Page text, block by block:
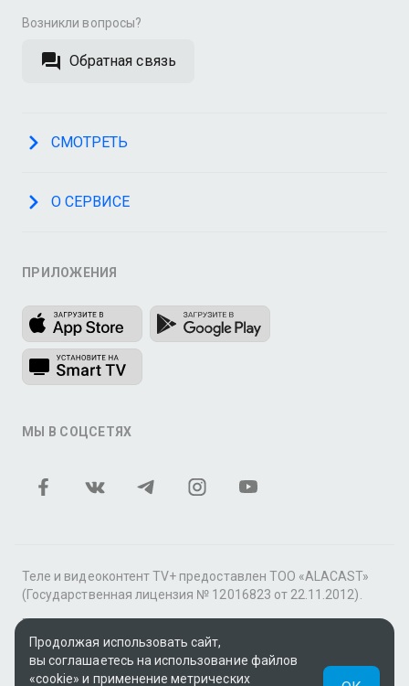
Возникли вопросы?
Обратная связь
СМОТРЕТЬ
О СЕРВИСЕ
ПРИЛОЖЕНИЯ
МЫ В СОЦСЕТЯХ
Теле и видеоконтент TV+ предоставлен ТОО «ALACAST»
(Государственная лицензия № 12016823 от 22.11.2012).
В рамках услуги «Видео по подписке» для «Пакета
фильмов и сериалов tv+» контент предоставляется
онлайн-кинотеатром MEGOGO.
Продолжая использовать сайт,
вы соглашаетесь на использование файлов
«cookie» и применение метрических